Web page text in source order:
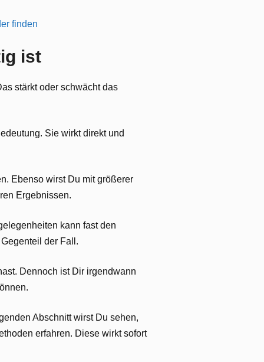
finden
ist
stärkt oder schwächt das
Sie wirkt direkt und
Ebenso wirst Du mit größerer
Ergebnissen.
kann fast den
der Fall.
Dennoch ist Dir irgendwann
Abschnitt wirst Du sehen,
erfahren. Diese wirkt sofort